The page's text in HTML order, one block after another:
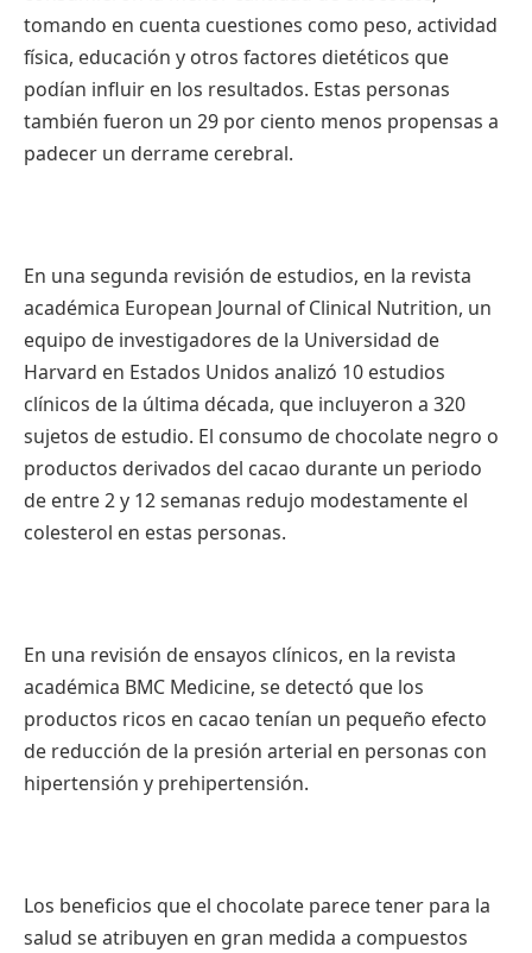
tomando en cuenta cuestiones como peso, actividad
física, educación y otros factores dietéticos que
podían influir en los resultados. Estas personas
también fueron un 29 por ciento menos propensas a
padecer un derrame cerebral.
En una segunda revisión de estudios, en la revista
académica European Journal of Clinical Nutrition, un
equipo de investigadores de la Universidad de
Harvard en Estados Unidos analizó 10 estudios
clínicos de la última década, que incluyeron a 320
sujetos de estudio. El consumo de chocolate negro o
productos derivados del cacao durante un periodo
de entre 2 y 12 semanas redujo modestamente el
colesterol en estas personas.
En una revisión de ensayos clínicos, en la revista
académica BMC Medicine, se detectó que los
productos ricos en cacao tenían un pequeño efecto
de reducción de la presión arterial en personas con
hipertensión y prehipertensión.
Los beneficios que el chocolate parece tener para la
salud se atribuyen en gran medida a compuestos